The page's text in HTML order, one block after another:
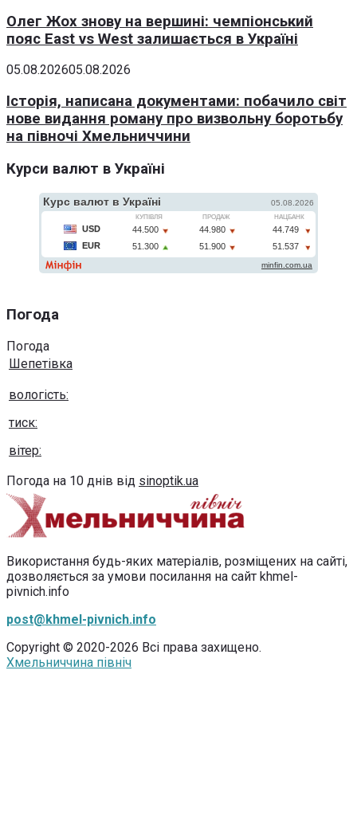
Олег Жох знову на вершині: чемпіонський
пояс East vs West залишається в Україні
05.08.202605.08.2026
Історія, написана документами: побачило світ
нове видання роману про визвольну боротьбу
на півночі Хмельниччини
Курси валют в Україні
Погода
Погода
Шепетівка
вологість:
тиск:
вітер:
Погода на 10 днів від sinoptik.ua
Використання будь-яких матеріалів, розміщених на сайті,
дозволяється за умови посилання на сайт khmel-
pivnich.info
post@khmel-pivnich.info
Copyright © 2020-2026 Всі права захищено.
Хмельниччина північ